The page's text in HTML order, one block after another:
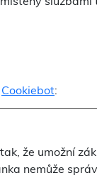
Cookiebot:
že umožní
nemůže